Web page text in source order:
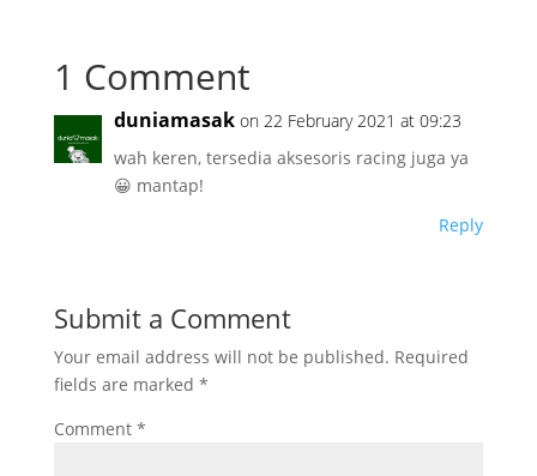
1 Comment
duniamasak on 22 February 2021 at 09:23
wah keren, tersedia aksesoris racing juga ya
😀 mantap!
Reply
Submit a Comment
Your email address will not be published. Required
fields are marked *
Comment *